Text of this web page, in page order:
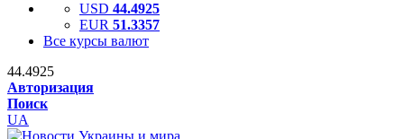
USD 44.4925
EUR 51.3357
Все курсы валют
44.4925
Авторизация
Поиск
UA